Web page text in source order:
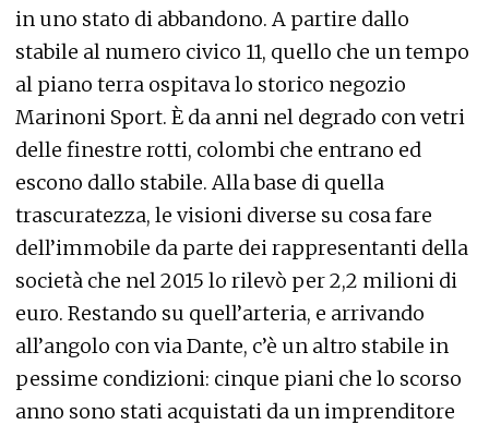
in uno stato di abbandono. A partire dallo
stabile al numero civico 11, quello che un tempo
al piano terra ospitava lo storico negozio
Marinoni Sport. È da anni nel degrado con vetri
delle finestre rotti, colombi che entrano ed
escono dallo stabile. Alla base di quella
trascuratezza, le visioni diverse su cosa fare
dell’immobile da parte dei rappresentanti della
società che nel 2015 lo rilevò per 2,2 milioni di
euro. Restando su quell’arteria, e arrivando
all’angolo con via Dante, c’è un altro stabile in
pessime condizioni: cinque piani che lo scorso
anno sono stati acquistati da un imprenditore